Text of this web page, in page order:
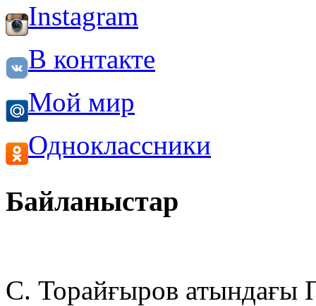
Instagram
В контакте
Мой мир
Одноклассники
Байланыстар
С. Торайғыров